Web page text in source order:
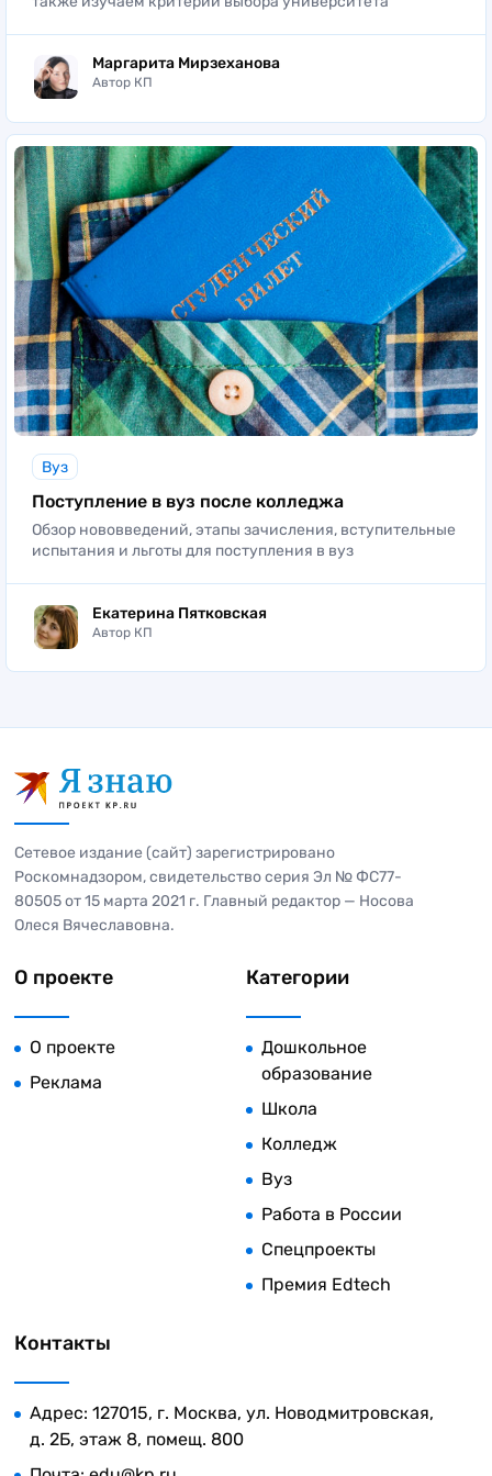
Маргарита Мирзеханова
Автор КП
Вуз
Поступление в вуз после колледжа
Обзор нововведений, этапы зачисления, вступительные
испытания и льготы для поступления в вуз
Екатерина Пятковская
Автор КП
Сетевое издание (сайт) зарегистрировано
Роскомнадзором, свидетельство серия Эл № ФС77-
80505 от 15 марта 2021 г. Главный редактор — Носова
Олеся Вячеславовна.
О проекте
О проекте
Реклама
Категории
Дошкольное
образование
Школа
Колледж
Вуз
Работа в России
Спецпроекты
Премия Edtech
Контакты
Адрес: 127015, г. Москва, ул. Новодмитровская,
д. 2Б, этаж 8, помещ. 800